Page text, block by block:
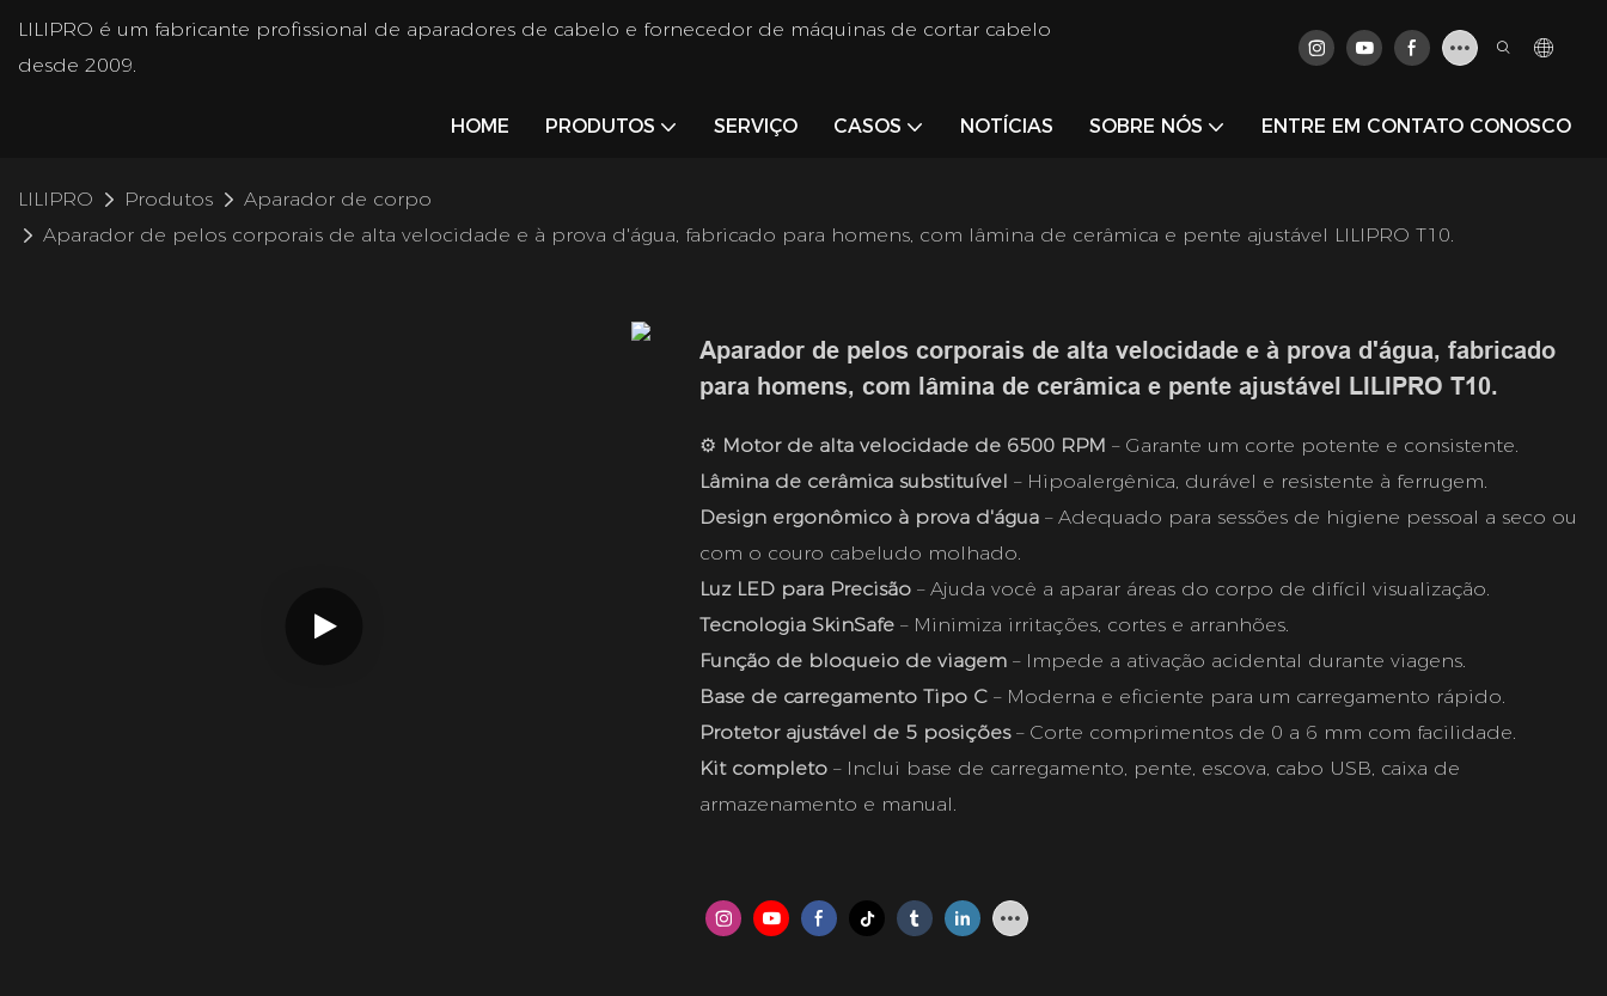
LILIPRO é um fabricante profissional de aparadores de cabelo e fornecedor de máquinas de cortar cabelo
desde 2009.
HOME PRODUTOS SERVIÇO CASOS NOTÍCIAS SOBRE NÓS ENTRE EM CONTATO CONOSCO
LILIPRO Produtos
Aparador de corpo
Aparador de pelos corporais de alta velocidade e à prova d'água, fabricado para homens, com lâmina de cerâmica e pente ajustável LILIPRO T10.
Aparador de pelos corporais de alta velocidade e à prova d'água, fabricado
para homens, com lâmina de cerâmica e pente ajustável LILIPRO T10.
⚙️ Motor de alta velocidade de 6500 RPM – Garante um corte potente e consistente.
Lâmina de cerâmica substituível – Hipoalergênica, durável e resistente à ferrugem.
Design ergonômico à prova d'água – Adequado para sessões de higiene pessoal a seco ou
com o couro cabeludo molhado.
Luz LED para Precisão – Ajuda você a aparar áreas do corpo de difícil visualização.
Tecnologia SkinSafe – Minimiza irritações, cortes e arranhões.
Função de bloqueio de viagem – Impede a ativação acidental durante viagens.
Base de carregamento Tipo C – Moderna e eficiente para um carregamento rápido.
Protetor ajustável de 5 posições– Corte comprimentos de 0 a 6 mm com facilidade.
Kit completo – Inclui base de carregamento, pente, escova, cabo USB, caixa de
armazenamento e manual.